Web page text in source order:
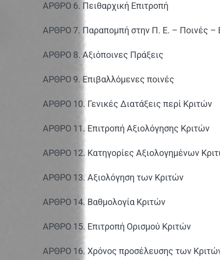
ΑΡΘΡΟ 6. Πειθαρχική Επιτροπή
ΑΡΘΡΟ 7. Παραπομπή στην Π. Ε. – Ποινές –
ΑΡΘΡΟ 8. Αξιόποινες Πράξεις
ΑΡΘΡΟ 9. Επιβαλλόμενες ποινές
ΑΡΘΡΟ 10. Γενικές Διατάξεις περί Κριτών
ΑΡΘΡΟ 11. Επιτροπή Αξιολόγησης Κριτών
ΑΡΘΡΟ 12. Κατηγορίες Αξιολογημένων
ΑΡΘΡΟ 13. Αξιολόγηση των Κριτών
ΑΡΘΡΟ 14. Βαθμολογία Κριτών
ΑΡΘΡΟ 15. Επιτροπή Ορισμού Κριτών
ΑΡΘΡΟ 16. Χρόνος προσέλευσης των